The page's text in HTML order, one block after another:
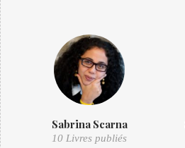
Sabrina Scarna
10 Livres publiés